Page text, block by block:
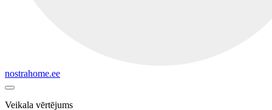
nostrahome.ee
Veikala vērtējums